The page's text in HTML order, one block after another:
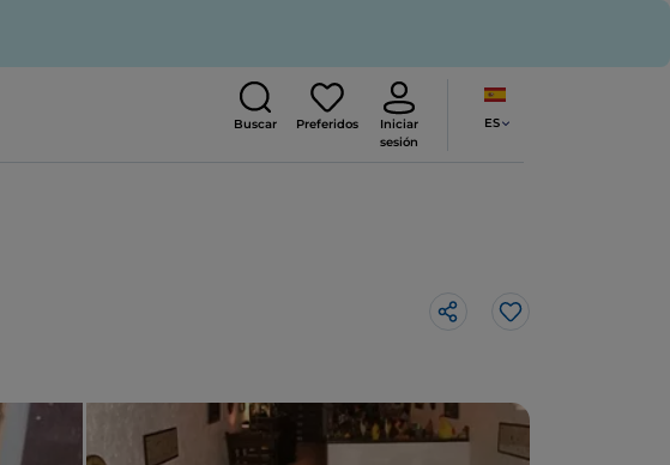
Buscar Preferidos
Iniciar
sesión
ES
Me gusta